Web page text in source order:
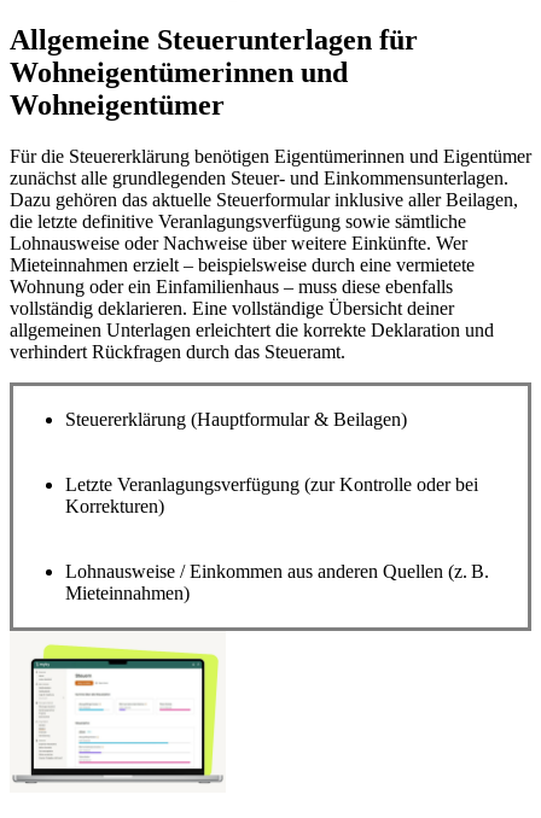
Allgemeine Steuerunterlagen für
Wohneigentümerinnen und
Wohneigentümer
Für die Steuererklärung benötigen Eigentümerinnen und Eigentümer
zunächst alle grundlegenden Steuer- und Einkommensunterlagen.
Dazu gehören das aktuelle Steuerformular inklusive aller Beilagen,
die letzte definitive Veranlagungsverfügung sowie sämtliche
Lohnausweise oder Nachweise über weitere Einkünfte. Wer
Mieteinnahmen erzielt – beispielsweise durch eine vermietete
Wohnung oder ein Einfamilienhaus – muss diese ebenfalls
vollständig deklarieren. Eine vollständige Übersicht deiner
allgemeinen Unterlagen erleichtert die korrekte Deklaration und
verhindert Rückfragen durch das Steueramt.
Steuererklärung (Hauptformular & Beilagen)
Letzte Veranlagungsverfügung (zur Kontrolle oder bei
Korrekturen)
Lohnausweise / Einkommen aus anderen Quellen (z. B.
Mieteinnahmen)